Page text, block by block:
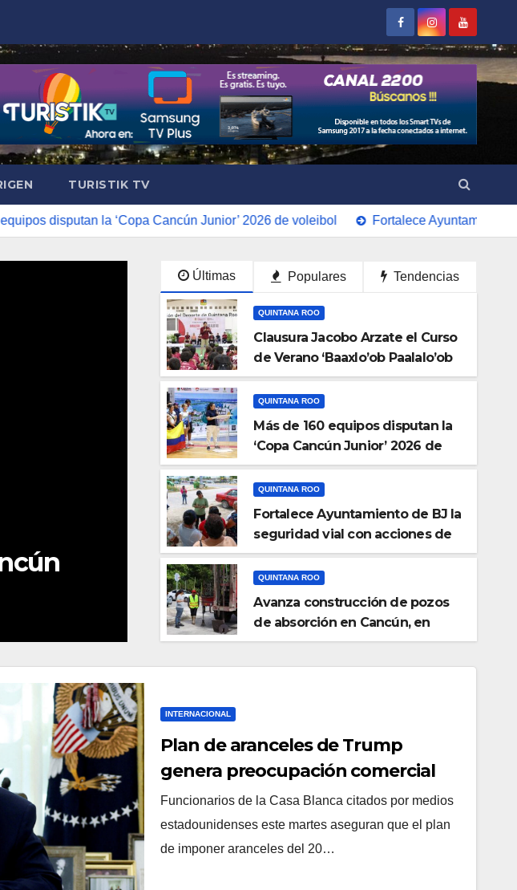
TURISTIK TV
la ‘Copa Cancún Junior’ 2026 de voleibol Fortalece Ayuntamiento de BJ la
QUINTANA ROO
Fortalece Ayuntamiento de BJ
con acciones de
Últimas Populares Tendencias
QUINTANA ROO
Clausura Jacobo Arzate el Curso
de Verano ‘Baaxlo’ob Paalalo’ob
2026’, en Chetumal
QUINTANA ROO
Más de 160 equipos disputan la
‘Copa Cancún Junior’ 2026 de
voleibol
QUINTANA ROO
Fortalece Ayuntamiento de BJ la
seguridad vial con acciones de
mantenimiento
QUINTANA ROO
Avanza construcción de pozos
de absorción en Cancún, en
tiempo y forma
INTERNACIONAL
Plan de aranceles de Trump
genera preocupación comercial
Funcionarios de la Casa Blanca citados por medios
estadounidenses este martes aseguran que el plan
de imponer aranceles del 20…